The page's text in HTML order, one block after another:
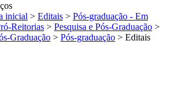
inicial > Editais > Pós-graduação - Em
Reitorias > Pesquisa e Pós-Graduação >
Graduação > Pós-graduação > Editais